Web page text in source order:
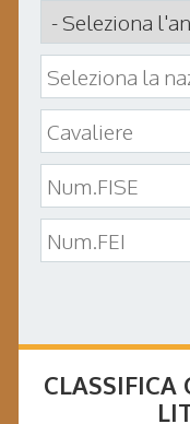
CLASSIFICA